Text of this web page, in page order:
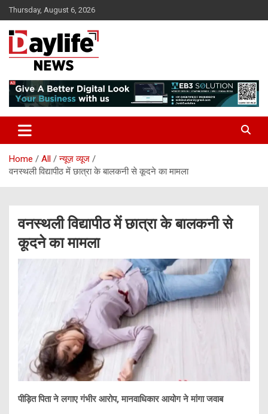
Skip
to
content
Thursday, August 6, 2026
daylifenews
Home All
न्यूज़ व्यूज
वनस्थली विद्यापीठ में छात्रा के बालकनी से कूदने का मामला
वनस्थली विद्यापीठ में छात्रा के बालकनी से
कूदने का मामला
पीड़ित पिता ने लगाए गंभीर आरोप, मानवाधिकार आयोग ने मांगा जवाब